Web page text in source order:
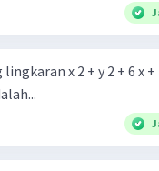
x 2 + y 2 + 6 x +